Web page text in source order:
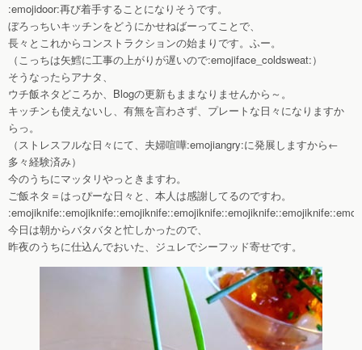
:emojidoor:再び着手することになりそうです。
ぼろっちいキッチンをどうにかせねばーってことで、
長々とこれからコンストラクションの始まりです。ふー。
（こっちは矢鱈に工事の上がりが遅いので:emojiface_coldsweat:）
そうなったらアナタ、
ウチ飯ネタどころか、Blogの更新もままなりませんから～。
キッチンも使えないし、有無を言わさず、プレートな日々になりますか
らっ。
（ストレスフルな日々にて、夫婦喧嘩:emojiangry:に発展しますから←
多々経験済み）
今のうちにマッタリやっときますわ。
ご飯ネタ＝はっぴーな日々と、本人は感謝してるのですわ。
今日は朝からバタバタと忙しかったので、
昨夜のうちに仕込んでおいた、ジュレでシーフッド寄せです。